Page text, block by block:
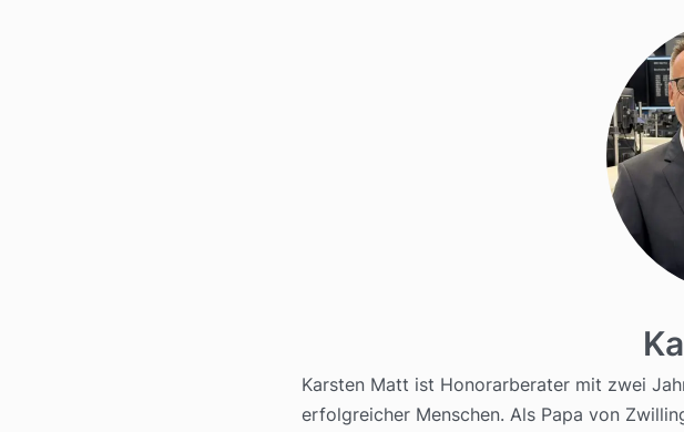
Karsten Matt ist Honorarberater mit zwei
erfolgreicher Menschen. Als Papa von